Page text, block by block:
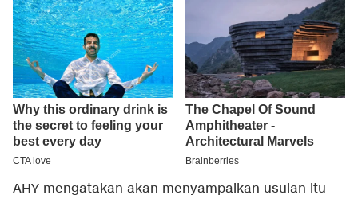
AHY mengatakan akan menyampaikan usulan itu